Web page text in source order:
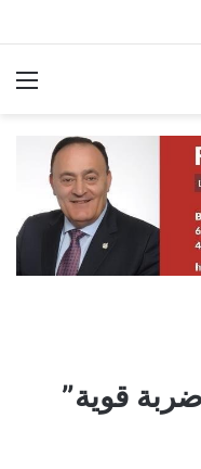
قوية”